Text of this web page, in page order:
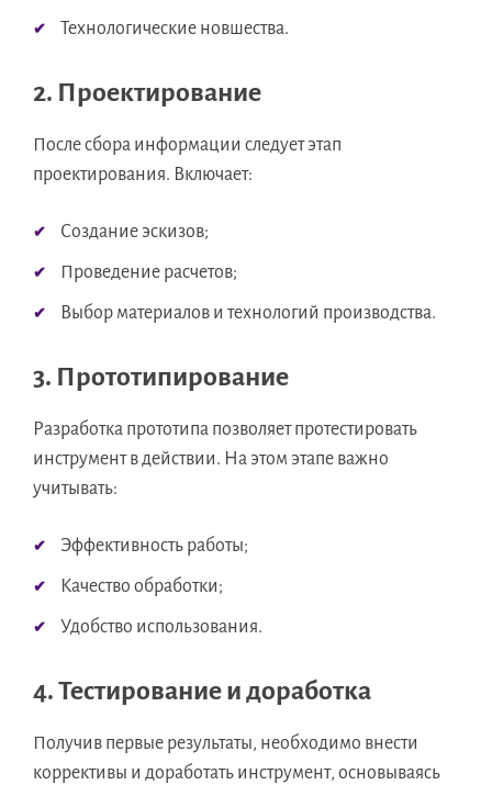
Технологические новшества.
2. Проектирование
После сбора информации следует этап
проектирования. Включает:
Создание эскизов;
Проведение расчетов;
Выбор материалов и технологий производства.
3. Прототипирование
Разработка прототипа позволяет протестировать
инструмент в действии. На этом этапе важно
учитывать:
Эффективность работы;
Качество обработки;
Удобство использования.
4. Тестирование и доработка
Получив первые результаты, необходимо внести
коррективы и доработать инструмент, основываясь